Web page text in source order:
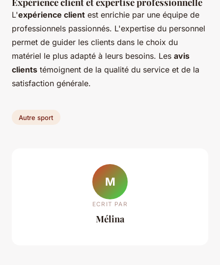
L'expérience client est enrichie par une équipe de
professionnels passionnés. L'expertise du personnel
permet de guider les clients dans le choix du
matériel le plus adapté à leurs besoins. Les avis
clients témoignent de la qualité du service et de la
satisfaction générale.
Autre sport
M
ECRIT PAR
Mélina